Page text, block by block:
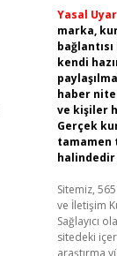
Yasal
marka,
kendi
haber
ve kişiler
Gerçek
tamamen
halindedir
Sitemiz,
ve İletişim
Sağlayıcı
sitedeki
araştırma